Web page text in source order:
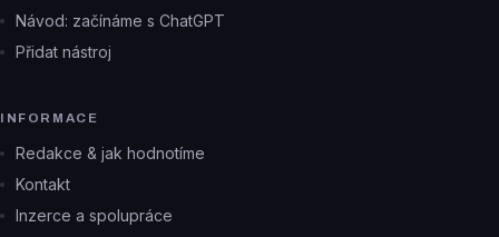
Návod: začínáme s ChatGPT
Přidat nástroj
INFORMACE
Redakce & jak hodnotíme
Kontakt
Inzerce a spolupráce